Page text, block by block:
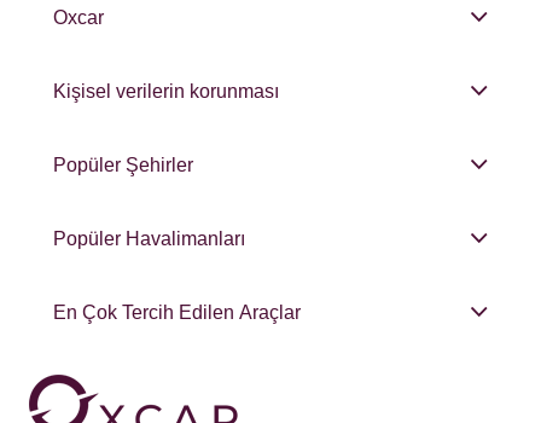
Oxcar
Kişisel verilerin korunması
Popüler Şehirler
Popüler Havalimanları
En Çok Tercih Edilen Araçlar